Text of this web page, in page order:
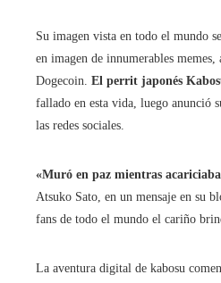
Su imagen vista en todo el mundo
en imagen de innumerables
Dogecoin. El perrit japonés
fallado en esta vida, luego anunció
las redes sociales.
«Muró en paz mientras
Atsuko Sato, en un mensaje en su
fans de todo el mundo el cariño
La aventura digital de kabosu